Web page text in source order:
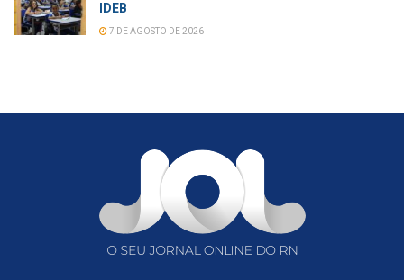
IDEB
7 DE AGOSTO DE 2026